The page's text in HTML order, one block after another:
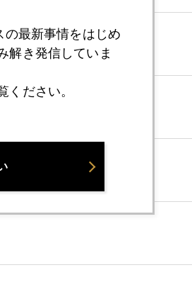
の最新事情をはじめ
解き発信していま
ださい。